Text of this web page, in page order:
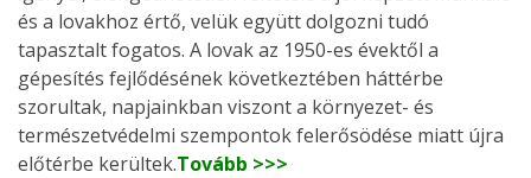
és a lovakhoz értő, velük együtt dolgozni tudó
tapasztalt fogatos. A lovak az 1950-es évektől a
gépesítés fejlődésének következtében háttérbe
szorultak, napjainkban viszont a környezet- és
természetvédelmi szempontok felerősödése miatt újra
előtérbe kerültek.Tovább >>>